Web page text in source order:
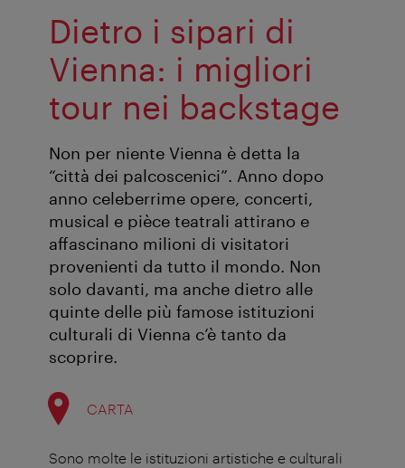
Dietro i sipari di
Vienna: i migliori
tour nei backstage
Non per niente Vienna è detta la
“città dei palcoscenici”. Anno dopo
anno celeberrime opere, concerti,
musical e pièce teatrali attirano e
affascinano milioni di visitatori
provenienti da tutto il mondo. Non
solo davanti, ma anche dietro alle
quinte delle più famose istituzioni
culturali di Vienna c’è tanto da
scoprire.
CARTA
Sono molte le istituzioni artistiche e culturali